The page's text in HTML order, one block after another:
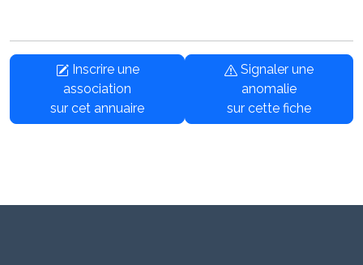
Inscrire une
association
sur cet annuaire
Signaler une
anomalie
sur cette fiche